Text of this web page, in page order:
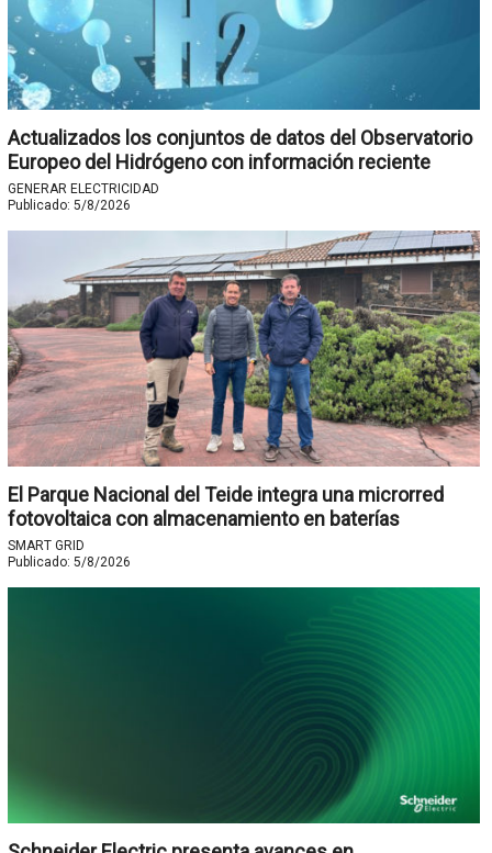
Actualizados los conjuntos de datos del Observatorio
Europeo del Hidrógeno con información reciente
GENERAR ELECTRICIDAD
Publicado: 5/8/2026
El Parque Nacional del Teide integra una microrred
fotovoltaica con almacenamiento en baterías
SMART GRID
Publicado: 5/8/2026